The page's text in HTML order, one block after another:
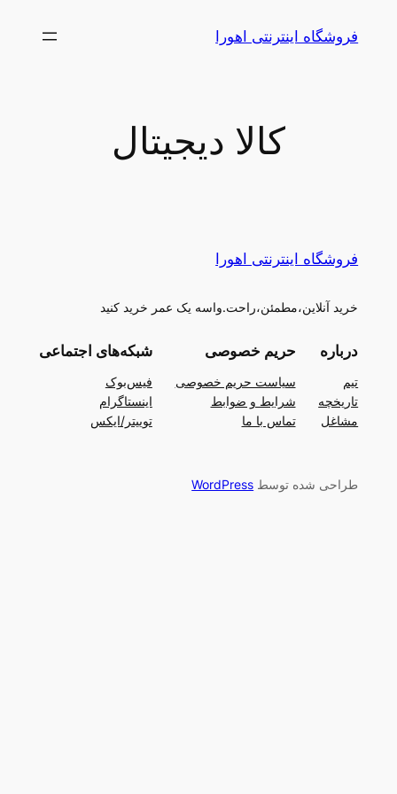
فروشگاه اینترنتی اهورا
کالا دیجیتال
فروشگاه اینترنتی اهورا
خرید آنلاین،مطمئن،راحت.واسه یک عمر خرید کنید
درباره
تیم
تاریخچه
مشاغل
حریم خصوصی
سیاست حریم خصوصی
شرایط و ضوابط
تماس با ما
شبکه‌های اجتماعی
فیس‌بوک
اینستاگرام
توییتر/ایکس
طراحی شده توسط WordPress